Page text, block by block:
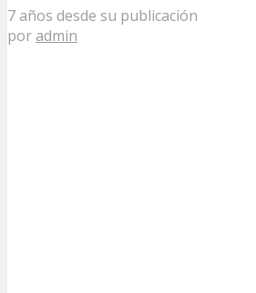
7 años desde su publicación
poradmin